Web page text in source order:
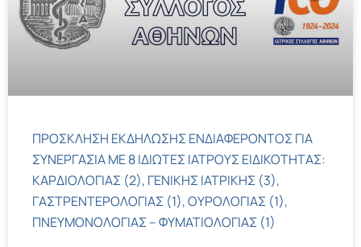
ΠΡΟΣΚΛΗΣΗ ΕΚΔΗΛΩΣΗΣ ΕΝΔΙΑΦΕΡΟΝΤΟΣ ΓΙΑ
ΣΥΝΕΡΓΑΣΙΑ ΜΕ 8 ΙΔΙΩΤΕΣ ΙΑΤΡΟΥΣ ΕΙΔΙΚΟΤΗΤΑΣ:
ΚΑΡΔΙΟΛΟΓΙΑΣ (2), ΓΕΝΙΚΗΣ ΙΑΤΡΙΚΗΣ (3),
ΓΑΣΤΡΕΝΤΕΡΟΛΟΓΙΑΣ (1), ΟΥΡΟΛΟΓΙΑΣ (1),
ΠΝΕΥΜΟΝΟΛΟΓΙΑΣ – ΦΥΜΑΤΙΟΛΟΓΙΑΣ (1)